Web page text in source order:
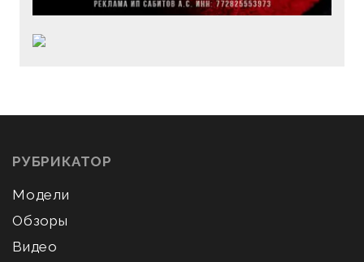
РУБРИКАТОР
Модели
Обзоры
Видео